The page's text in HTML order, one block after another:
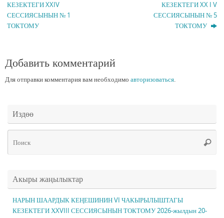
КЕЗЕКТЕГИ XXIV
СЕССИЯСЫНЫН № 1
ТОКТОМУ
КЕЗЕКТЕГИ XX I V
СЕССИЯСЫНЫН № 5
ТОКТОМУ
Добавить комментарий
Для отправки комментария вам необходимо авторизоваться.
Издөө
Поиск
Акыры жаңылыктар
НАРЫН ШААРДЫК КЕҢЕШИНИН VI ЧАКЫРЫЛЫШТАГЫ
КЕЗЕКТЕГИ ХXVIII СЕССИЯСЫНЫН ТОКТОМУ 2026-жылдын 20-